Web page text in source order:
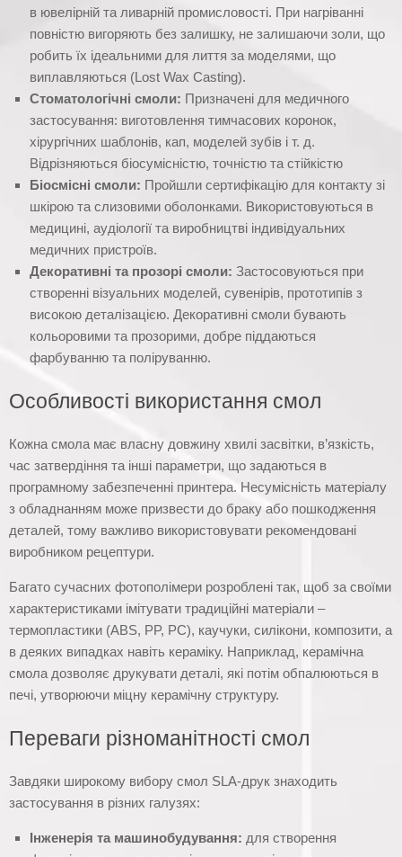
в ювелірній та ливарній промисловості. При нагріванні
повністю вигоряють без залишку, не залишаючи золи, що
робить їх ідеальними для лиття за моделями, що
виплавляються (Lost Wax Casting).
Стоматологічні смоли: Призначені для медичного
застосування: виготовлення тимчасових коронок,
хірургічних шаблонів, кап, моделей зубів і т. д.
Відрізняються біосумісністю, точністю та стійкістю
Біосмісні смоли: Пройшли сертифікацію для контакту зі
шкірою та слизовими оболонками. Використовуються в
медицині, аудіології та виробництві індивідуальних
медичних пристроїв.
Декоративні та прозорі смоли: Застосовуються при
створенні візуальних моделей, сувенірів, прототипів з
високою деталізацією. Декоративні смоли бувають
кольоровими та прозорими, добре піддаються
фарбуванню та поліруванню.
Особливості використання смол
Кожна смола має власну довжину хвилі засвітки, в’язкість,
час затвердіння та інші параметри, що задаються в
програмному забезпеченні принтера. Несумісність матеріалу
з обладнанням може призвести до браку або пошкодження
деталей, тому важливо використовувати рекомендовані
виробником рецептури.
Багато сучасних фотополімери розроблені так, щоб за своїми
характеристиками імітувати традиційні матеріали –
термопластики (ABS, PP, PC), каучуки, силікони, композити, а
в деяких випадках навіть кераміку. Наприклад, керамічна
смола дозволяє друкувати деталі, які потім обпалюються в
печі, утворюючи міцну керамічну структуру.
Переваги різноманітності смол
Завдяки широкому вибору смол SLA-друк знаходить
застосування в різних галузях:
Інженерія та машинобудування: для створення